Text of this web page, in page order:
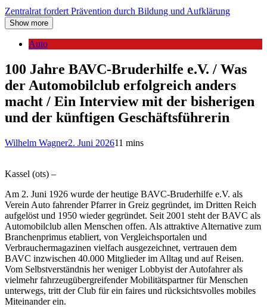
Zentralrat fordert Prävention durch Bildung und Aufklärung
Show more
Auto
100 Jahre BAVC-Bruderhilfe e.V. / Was
der Automobilclub erfolgreich anders
macht / Ein Interview mit der bisherigen
und der künftigen Geschäftsführerin
Wilhelm Wagner2. Juni 202611 mins
Kassel (ots) –
Am 2. Juni 1926 wurde der heutige BAVC-Bruderhilfe e.V. als
Verein Auto fahrender Pfarrer in Greiz gegründet, im Dritten Reich
aufgelöst und 1950 wieder gegründet. Seit 2001 steht der BAVC als
Automobilclub allen Menschen offen. Als attraktive Alternative zum
Branchenprimus etabliert, von Vergleichsportalen und
Verbrauchermagazinen vielfach ausgezeichnet, vertrauen dem
BAVC inzwischen 40.000 Mitglieder im Alltag und auf Reisen.
Vom Selbstverständnis her weniger Lobbyist der Autofahrer als
vielmehr fahrzeugübergreifender Mobilitätspartner für Menschen
unterwegs, tritt der Club für ein faires und rücksichtsvolles mobiles
Miteinander ein.